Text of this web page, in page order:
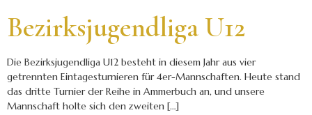
Bezirksjugendliga U12
Die Bezirksjugendliga U12 besteht in diesem Jahr aus vier
getrennten Eintagesturnieren für 4er-Mannschaften. Heute stand
das dritte Turnier der Reihe in Ammerbuch an, und unsere
Mannschaft holte sich den zweiten […]